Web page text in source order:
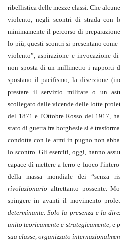
ribellistica delle mezze classi. Che
violento, negli scontri di strada con
minimamente il percorso di
lo più, questi scontri si presentano come
violento”, aspirazione e invocazione
non sposta di un millimetro i rapporti
spostano il pacifismo, la diserzione
prestare il servizio militare o un
scollegato dalle vicende delle lotte
del 1871 e l'Ottobre Rosso del 1917,
stato di guerra fra borghesie si è
condotta con le armi in pugno non
lo scontro. Gli eserciti, oggi, hanno
capace di mettere a ferro e fuoco
della massa mondiale dei “senza
rivoluzionario altrettanto possente.
spingere in avanti il movimento
determinante.Solo la presenza e la
unito teoricamente e strategicamente,e
sua classe, organizzato